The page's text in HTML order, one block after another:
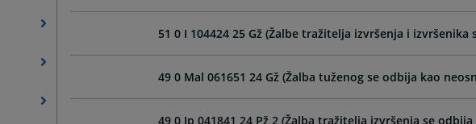
51 0 I 104424 25 Gž (Žalbe tražitelja izvršenja i izvršenika
49 0 Mal 061651 24 Gž (Žalba tuženog se odbija kao
49 0 Ip 041841 24 Pž 2 (Žalba tražitelja izvršenja se